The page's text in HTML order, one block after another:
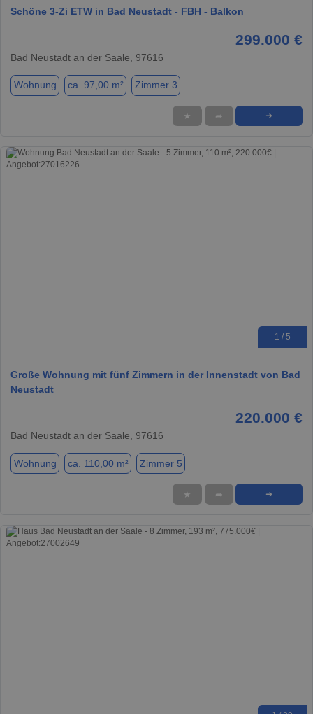
Schöne 3-Zi ETW in Bad Neustadt - FBH - Balkon
299.000 €
Bad Neustadt an der Saale, 97616
Wohnung ca. 97,00 m² Zimmer 3
★ ➦ ➜
1 / 5
Große Wohnung mit fünf Zimmern in der Innenstadt von Bad
Neustadt
220.000 €
Bad Neustadt an der Saale, 97616
Wohnung ca. 110,00 m² Zimmer 5
★ ➦ ➜